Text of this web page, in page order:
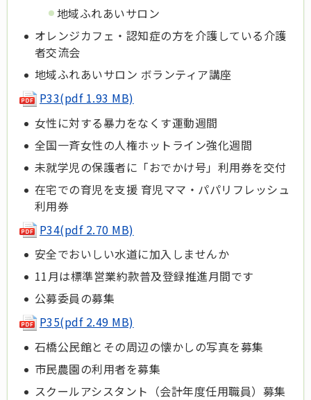
地域ふれあいサロン
オレンジカフェ・認知症の方を介護している介護
者交流会
地域ふれあいサロン ボランティア講座
P33(pdf 1.93 MB)
女性に対する暴力をなくす運動週間
全国一斉女性の人権ホットライン強化週間
未就学児の保護者に「おでかけ号」利用券を交付
在宅での育児を支援 育児ママ・パパリフレッシュ
利用券
P34(pdf 2.70 MB)
安全でおいしい水道に加入しませんか
11月は標準営業約款普及登録推進月間です
公募委員の募集
P35(pdf 2.49 MB)
石橋公民館とその周辺の懐かしの写真を募集
市民農園の利用者を募集
スクールアシスタント（会計年度任用職員）募集